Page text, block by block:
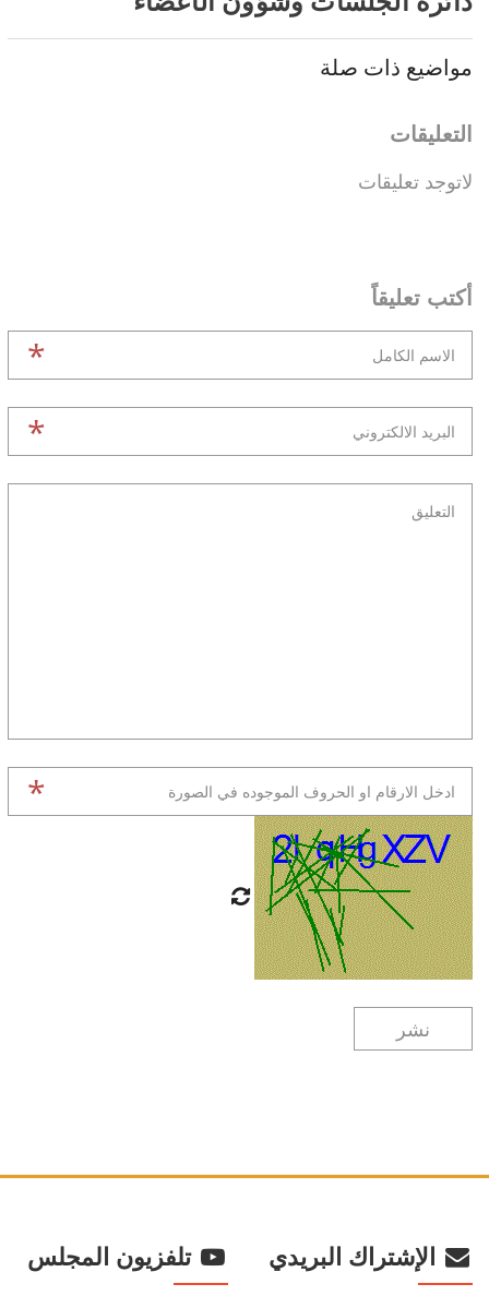
مواضيع ذات صلة
التعليقات
لاتوجد تعليقات
أكتب تعليقاً
*
*
*
الإشتراك البريدي تلفزيون المجلس